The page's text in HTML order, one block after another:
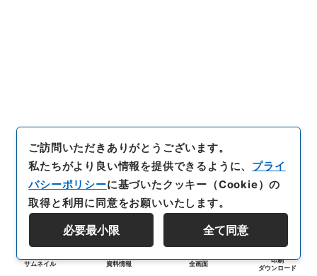
サムネイル 資料情報 全画面
印刷
ダウンロード
ご訪問いただきありがとうございます。
私たちがより良い情報を提供できるように、 プライ
バシーポリシーに基づいたクッキー（Cookie）の
取得と利用に同意をお願いいたします。
必要最小限 全て同意